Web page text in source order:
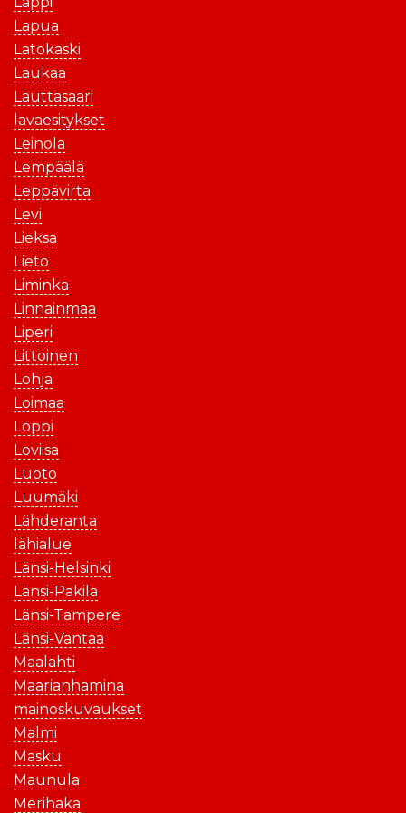
Lapua
Latokaski
Laukaa
Lauttasaari
lavaesitykset
Leinola
Lempäälä
Leppävirta
Levi
Lieksa
Lieto
Liminka
Linnainmaa
Liperi
Littoinen
Lohja
Loimaa
Loppi
Loviisa
Luoto
Luumäki
Lähderanta
lähialue
Länsi-Helsinki
Länsi-Pakila
Länsi-Tampere
Länsi-Vantaa
Maalahti
Maarianhamina
mainoskuvaukset
Malmi
Masku
Maunula
Merihaka